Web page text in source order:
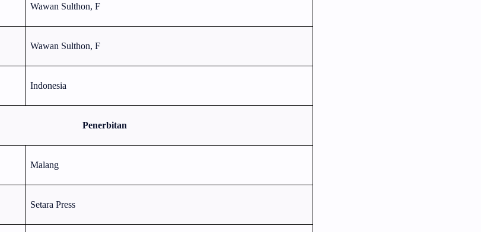
Wawan Sulthon, F
Wawan Sulthon, F
Indonesia
Penerbitan
Malang
Setara Press